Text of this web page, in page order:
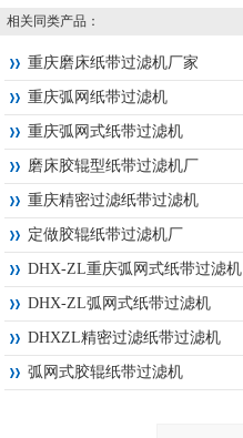
相关同类产品：
重庆磨床纸带过滤机厂家
重庆弧网纸带过滤机
重庆弧网式纸带过滤机
磨床胶辊型纸带过滤机厂
重庆精密过滤纸带过滤机
定做胶辊纸带过滤机厂
DHX-ZL重庆弧网式纸带过滤机
DHX-ZL弧网式纸带过滤机
DHXZL精密过滤纸带过滤机
弧网式胶辊纸带过滤机